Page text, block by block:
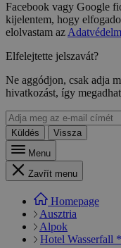
Facebook vagy Google
kijelentem, hogy
elolvastam az
Elfelejtette jelszavát?
Ne aggódjon, csak adja
hivatkozást, így
Küldés
Vissza
Menu
Zavřít menu
Homepage
Ausztria
Alpok
Hotel Wasserfall